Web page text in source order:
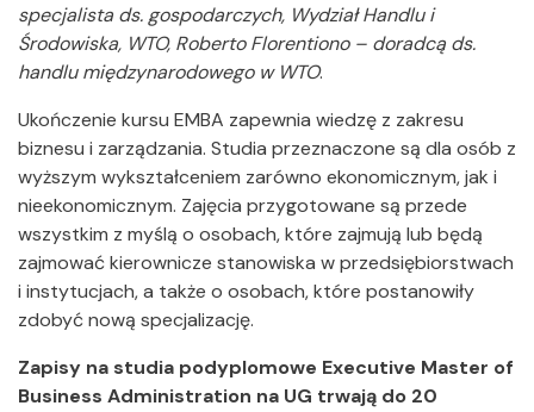
specjalista ds. gospodarczych, Wydział Handlu i
Środowiska, WTO, Roberto Florentiono – doradcą ds.
handlu międzynarodowego w WTO.
Ukończenie kursu EMBA zapewnia wiedzę z zakresu
biznesu i zarządzania. Studia przeznaczone są dla osób z
wyższym wykształceniem zarówno ekonomicznym, jak i
nieekonomicznym. Zajęcia przygotowane są przede
wszystkim z myślą o osobach, które zajmują lub będą
zajmować kierownicze stanowiska w przedsiębiorstwach
i instytucjach, a także o osobach, które postanowiły
zdobyć nową specjalizację.
Zapisy na studia podyplomowe Executive Master of
Business Administration na UG trwają do 20